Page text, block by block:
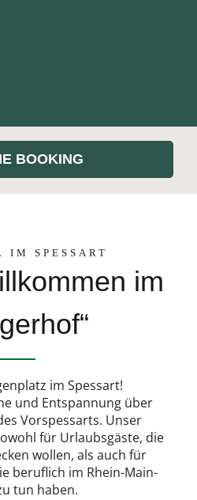
BOOKING
IM SPESSART
im
im Spessart!
und Entspannung über
Vorspessarts. Unser
für Urlaubsgäste, die
wollen, als auch für
beruflich im Rhein-Main-
tun haben.